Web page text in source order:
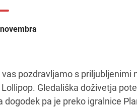
vas pozdravljamo s
Gledališka doživetja
dogodek pa je preko igralnice